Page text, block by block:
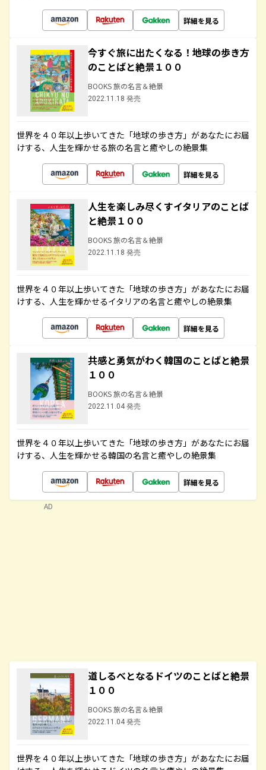
詳細を見る
今すぐ旅に出たくなる！地球の歩き方
のことばと絶景１００
BOOKS 旅の名言＆絶景
2022.11.18 発売
世界を４０年以上歩いてきた「地球の歩き方」があなたにお届
けする、人生を輝かせる旅の名言と癒やしの絶景集
詳細を見る
人生を楽しみ尽くすイタリアのことば
と絶景１００
BOOKS 旅の名言＆絶景
2022.11.18 発売
世界を４０年以上歩いてきた「地球の歩き方」があなたにお届
けする、人生を輝かせるイタリアの名言と癒やしの絶景集
詳細を見る
共感と勇気がわく韓国のことばと絶景
１００
BOOKS 旅の名言＆絶景
2022.11.04 発売
世界を４０年以上歩いてきた「地球の歩き方」があなたにお届
けする、人生を輝かせる韓国の名言と癒やしの絶景集
詳細を見る
道しるべとなるドイツのことばと絶景
１００
BOOKS 旅の名言＆絶景
2022.11.04 発売
世界を４０年以上歩いてきた「地球の歩き方」があなたにお届
AD